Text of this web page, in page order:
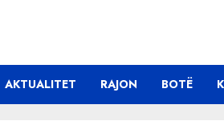
AKTUALITET RAJON BOTË